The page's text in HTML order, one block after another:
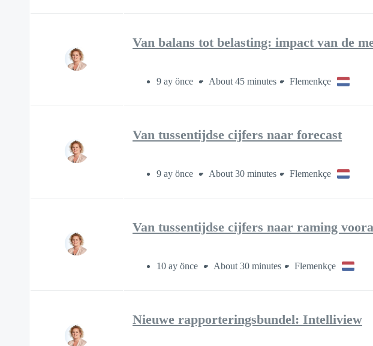
Van balans tot belasting: impact van de
9 ay önce About 45 minutes Flemenkçe
Van tussentijdse cijfers naar forecast
9 ay önce About 30 minutes Flemenkçe
Van tussentijdse cijfers naar raming
10 ay önce About 30 minutes Flemenkçe
Nieuwe rapporteringsbundel: Intelliview